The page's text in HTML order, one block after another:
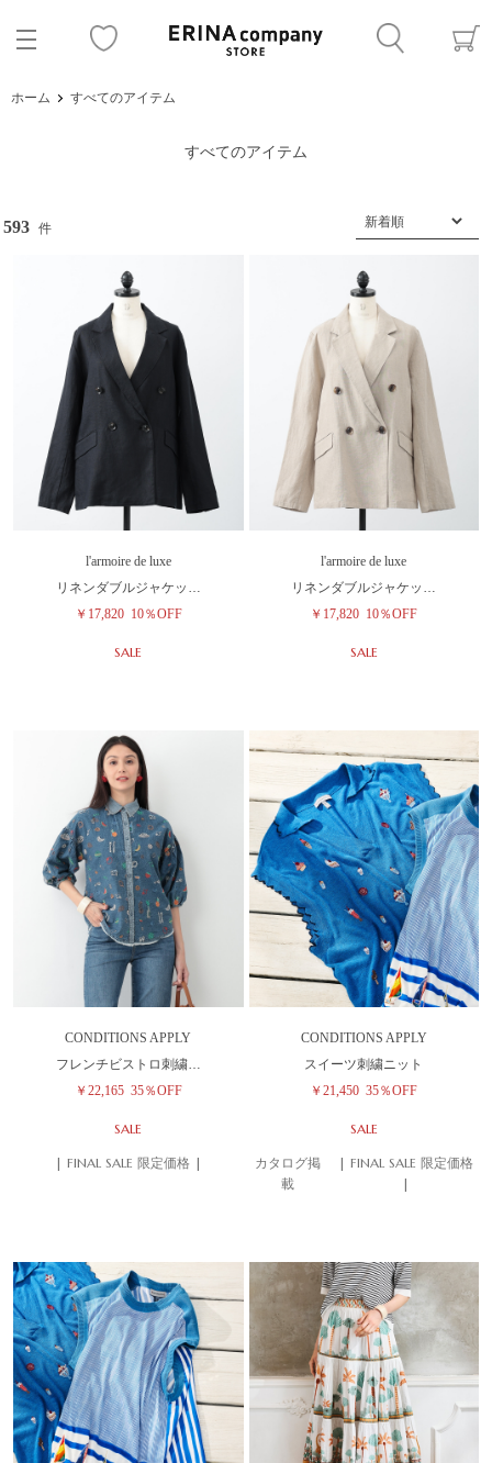
ホーム すべてのアイテム
すべてのアイテム
593 件
l'armoire de luxe
リネンダブルジャケッ…
￥17,820 10％OFF
SALE
l'armoire de luxe
リネンダブルジャケッ…
￥17,820 10％OFF
SALE
CONDITIONS APPLY
フレンチビストロ刺繍…
￥22,165 35％OFF
SALE
| FINAL SALE 限定価格 |
CONDITIONS APPLY
スイーツ刺繍ニット
￥21,450 35％OFF
SALE
カタログ掲
載
| FINAL SALE 限定価格
|